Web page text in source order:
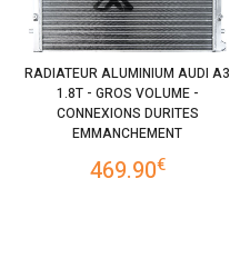
RADIATEUR ALUMINIUM AUDI A3
1.8T - GROS VOLUME -
CONNEXIONS DURITES
EMMANCHEMENT
469.90€